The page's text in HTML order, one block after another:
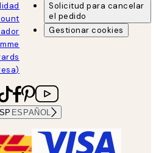
Solicitud para cancelar
el pedido
Gestionar cookies
ESPAÑOL